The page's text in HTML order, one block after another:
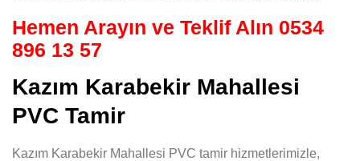
Hemen Arayın ve Teklif Alın 0534
896 13 57
Kazım Karabekir Mahallesi
PVC Tamir
Kazım Karabekir Mahallesi PVC tamir hizmetlerimizle,